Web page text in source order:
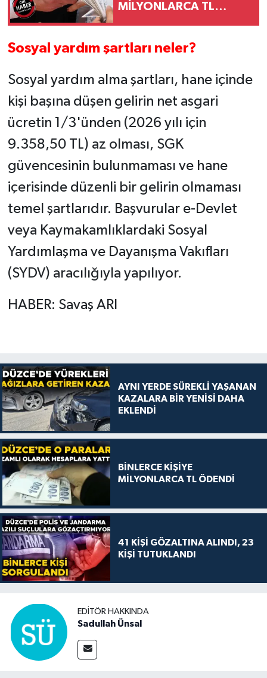
MİLYONLARCA TL
Sosyal yardım şartları neler?
Sosyal yardım alma şartları, hane içinde
kişi başına düşen gelirin net asgari
ücretin 1/3'ünden (2026 yılı için
9.358,50 TL) az olması, SGK
güvencesinin bulunmaması ve hane
içerisinde düzenli bir gelirin olmaması
temel şartlarıdır. Başvurular e-Devlet
veya Kaymakamlıklardaki Sosyal
Yardımlaşma ve Dayanışma Vakıfları
(SYDV) aracılığıyla yapılıyor.
HABER: Savaş ARI
AYNI YERDE SÜREKLİ YAŞANAN
KAZALARA BİR YENİSİ DAHA
EKLENDİ
BİNLERCE KİŞİYE
MİLYONLARCA TL ÖDENDİ
41 KİŞİ GÖZALTINA ALINDI, 23
KİŞİ TUTUKLANDI
EDITÖR HAKKINDA
Sadullah Ünsal